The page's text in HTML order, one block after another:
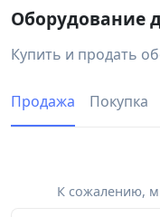
Оборудование
Купить и продать
Продажа Покупка
К сожалению,